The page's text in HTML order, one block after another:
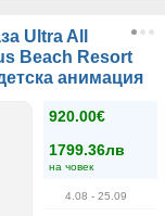
Ultra All
Beach Resort
анимация
920.00€
1799.36лв
на човек
4.08 - 25.09